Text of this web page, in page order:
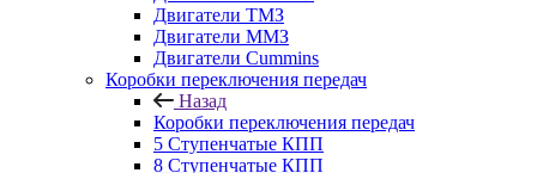
Двигатели ТМЗ
Двигатели ММЗ
Двигатели Cummins
Коробки переключения передач
Назад
Коробки переключения передач
5 Ступенчатые КПП
8 Ступенчатые КПП